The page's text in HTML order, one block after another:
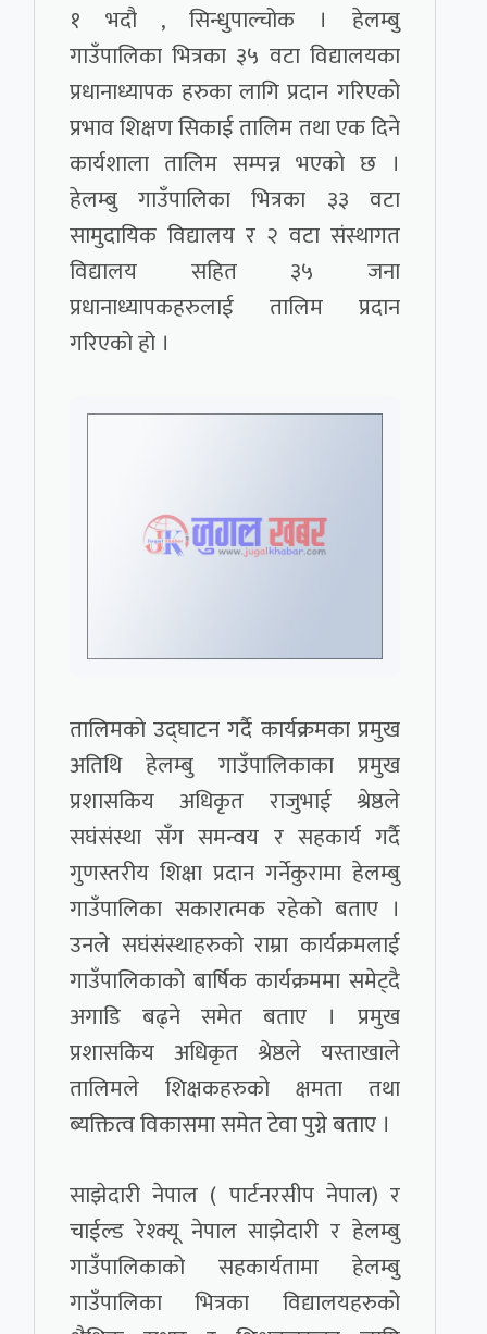
१ भदौ , सिन्धुपाल्चोक । हेलम्बु
गाउँपालिका भित्रका ३५ वटा विद्यालयका
प्रधानाध्यापक हरुका लागि प्रदान गरिएको
प्रभाव शिक्षण सिकाई तालिम तथा एक दिने
कार्यशाला तालिम सम्पन्न भएको छ ।
हेलम्बु गाउँपालिका भित्रका ३३ वटा
सामुदायिक विद्यालय र २ वटा संस्थागत
विद्यालय सहित ३५ जना
प्रधानाध्यापकहरुलाई तालिम प्रदान
गरिएको हो ।
तालिमको उद्घाटन गर्दै कार्यक्रमका प्रमुख
अतिथि हेलम्बु गाउँपालिकाका प्रमुख
प्रशासकिय अधिकृत राजुभाई श्रेष्ठले
सघंसंस्था सँग समन्वय र सहकार्य गर्दै
गुणस्तरीय शिक्षा प्रदान गर्नेकुरामा हेलम्बु
गाउँपालिका सकारात्मक रहेको बताए ।
उनले सघंसंस्थाहरुको राम्रा कार्यक्रमलाई
गाउँपालिकाको बार्षिक कार्यक्रममा समेट्दै
अगाडि बढ्ने समेत बताए । प्रमुख
प्रशासकिय अधिकृत श्रेष्ठले यस्ताखाले
तालिमले शिक्षकहरुको क्षमता तथा
ब्यक्तित्व विकासमा समेत टेवा पुग्ने बताए ।
साझेदारी नेपाल ( पार्टनरसीप नेपाल) र
चाईल्ड रेश्क्यू नेपाल साझेदारी र हेलम्बु
गाउँपालिकाको सहकार्यतामा हेलम्बु
गाउँपालिका भित्रका विद्यालयहरुको